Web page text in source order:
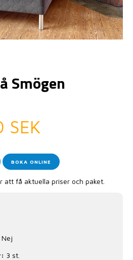
Smögen
SEK
BOKA ONLINE
att få aktuella priser och paket.
Nej
3 st.